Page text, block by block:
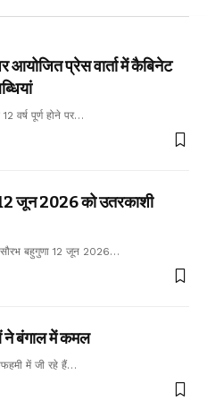
आयोजित प्रेस वार्ता में कैबिनेट
वर्ष पूर्ण होने पर…
जून 2026 को उतरकाशी
सौरभ बहुगुणा 12 जून 2026…
ने बंगाल में कमल
में जी रहे हैं…